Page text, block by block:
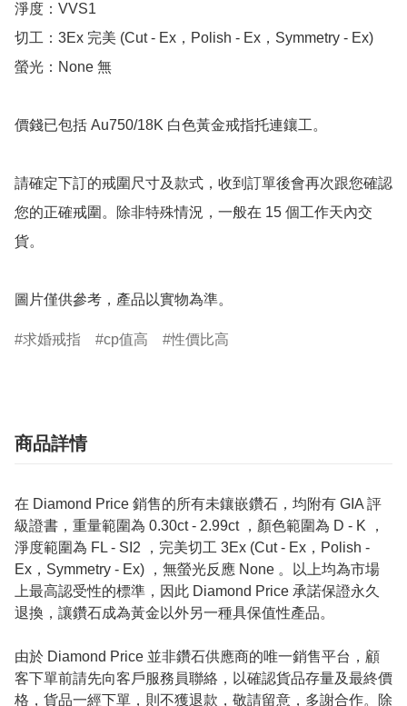
淨度：VVS1
切工：3Ex 完美 (Cut - Ex，Polish - Ex，Symmetry - Ex)
螢光：None 無
價錢已包括 Au750/18K 白色黃金戒指托連鑲工。
請確定下訂的戒圍尺寸及款式，收到訂單後會再次跟您確認
您的正確戒圍。除非特殊情況，一般在 15 個工作天內交
貨。
圖片僅供參考，產品以實物為準。
求婚戒指 cp值高 性價比高
商品詳情
在 Diamond Price 銷售的所有未鑲嵌鑽石，均附有 GIA 評
級證書，重量範圍為 0.30ct - 2.99ct ，顏色範圍為 D - K ，
淨度範圍為 FL - SI2 ，完美切工 3Ex (Cut - Ex，Polish -
Ex，Symmetry - Ex) ，無螢光反應 None 。以上均為市場
上最高認受性的標準，因此 Diamond Price 承諾保證永久
退換，讓鑽石成為黃金以外另一種具保值性產品。
由於 Diamond Price 並非鑽石供應商的唯一銷售平台，顧
客下單前請先向客戶服務員聯絡，以確認貨品存量及最終價
格，貨品一經下單，則不獲退款，敬請留意，多謝合作。除